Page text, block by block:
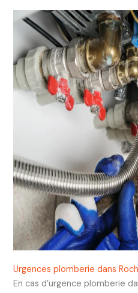
Urgences plomberie dans
En cas d’urgence plomberie